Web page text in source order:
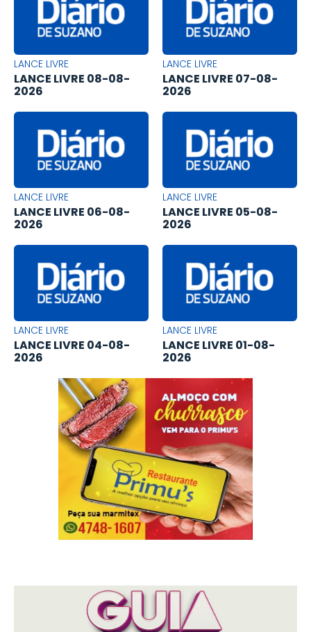
LANCE LIVRE
LANCE LIVRE 08-08-
2026
LANCE LIVRE
LANCE LIVRE 07-08-
2026
LANCE LIVRE
LANCE LIVRE 06-08-
2026
LANCE LIVRE
LANCE LIVRE 05-08-
2026
LANCE LIVRE
LANCE LIVRE 04-08-
2026
LANCE LIVRE
LANCE LIVRE 01-08-
2026